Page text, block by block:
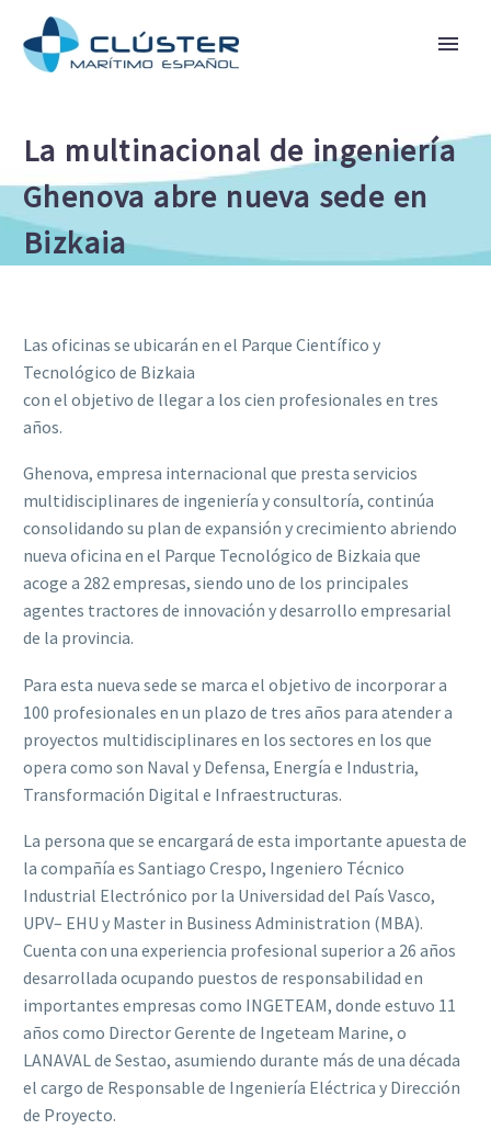
La multinacional de ingeniería
Ghenova abre nueva sede en
Bizkaia
Las oficinas se ubicarán en el Parque Científico y
Tecnológico de Bizkaia
con el objetivo de llegar a los cien profesionales en tres
años.
Ghenova, empresa internacional que presta servicios
multidisciplinares de ingeniería y consultoría, continúa
consolidando su plan de expansión y crecimiento abriendo
nueva oficina en el Parque Tecnológico de Bizkaia que
acoge a 282 empresas, siendo uno de los principales
agentes tractores de innovación ydesarrollo empresarial
de la provincia.
Para esta nueva sede se marca el objetivo de incorporar a
100 profesionales en un plazo de tres años para atender a
proyectos multidisciplinares en los sectores en los que
opera como son Naval y Defensa, Energía e Industria,
Transformación Digital e Infraestructuras.
La persona que se encargará de esta importante apuesta de
la compañía es Santiago Crespo, Ingeniero Técnico
Industrial Electrónico por la Universidad del País Vasco,
UPV– EHU y Master in Business Administration (MBA).
Cuenta con una experiencia profesional superior a 26 años
desarrollada ocupando puestos de responsabilidad en
importantes empresas como INGETEAM, donde estuvo 11
años como Director Gerente de Ingeteam Marine, o
LANAVAL de Sestao, asumiendo durante más de una década
el cargo de Responsable de Ingeniería Eléctrica y Dirección
de Proyecto.